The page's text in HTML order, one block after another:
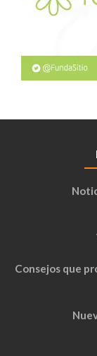
Consejos que